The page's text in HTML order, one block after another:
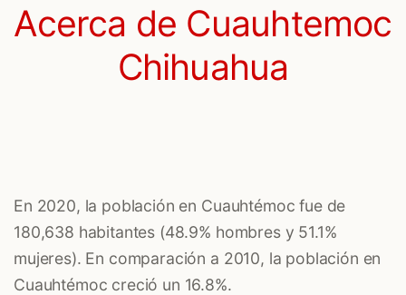
Acerca de Cuauhtemoc
Chihuahua
En 2020, la población en Cuauhtémoc fue de
180,638 habitantes (48.9% hombres y 51.1%
mujeres). En comparación a 2010, la población en
Cuauhtémoc creció un 16.8%.